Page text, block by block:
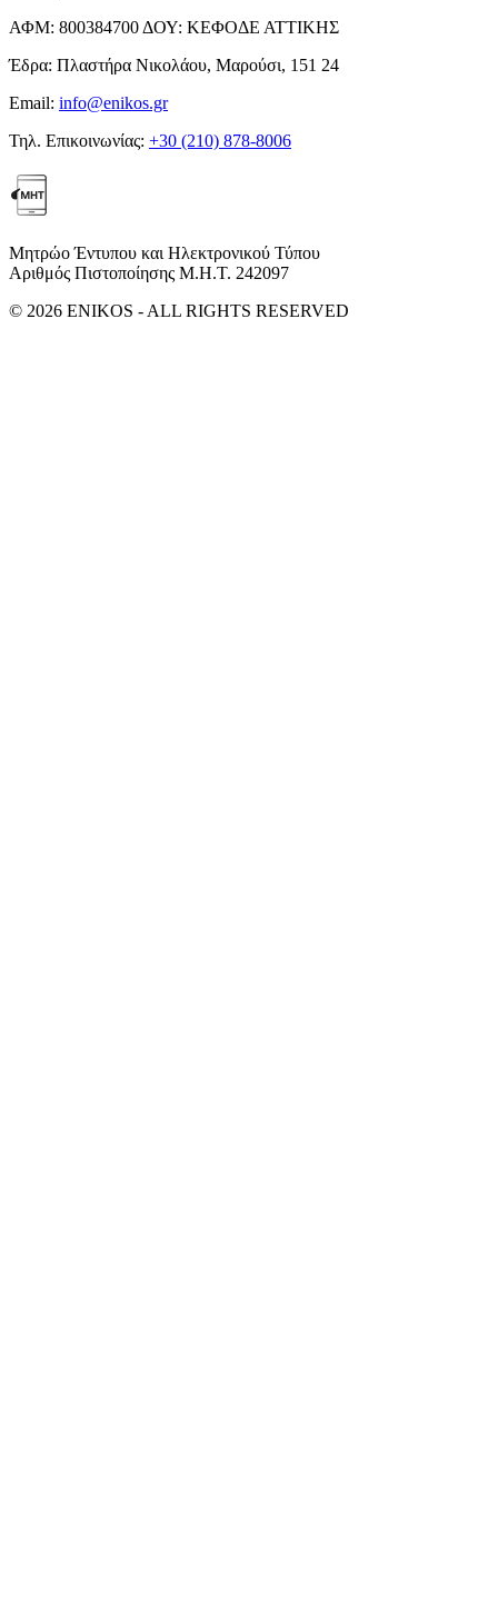
ΑΦΜ: 800384700 ΔΟΥ: ΚΕΦΟΔΕ ΑΤΤΙΚΗΣ
Έδρα: Πλαστήρα Νικολάου, Μαρούσι, 151 24
Email: info@enikos.gr
Τηλ. Επικοινωνίας: +30 (210) 878-8006
Μητρώο Έντυπου και Ηλεκτρονικού Τύπου
Αριθμός Πιστοποίησης Μ.Η.Τ. 242097
© 2026 ENIKOS - ALL RIGHTS RESERVED